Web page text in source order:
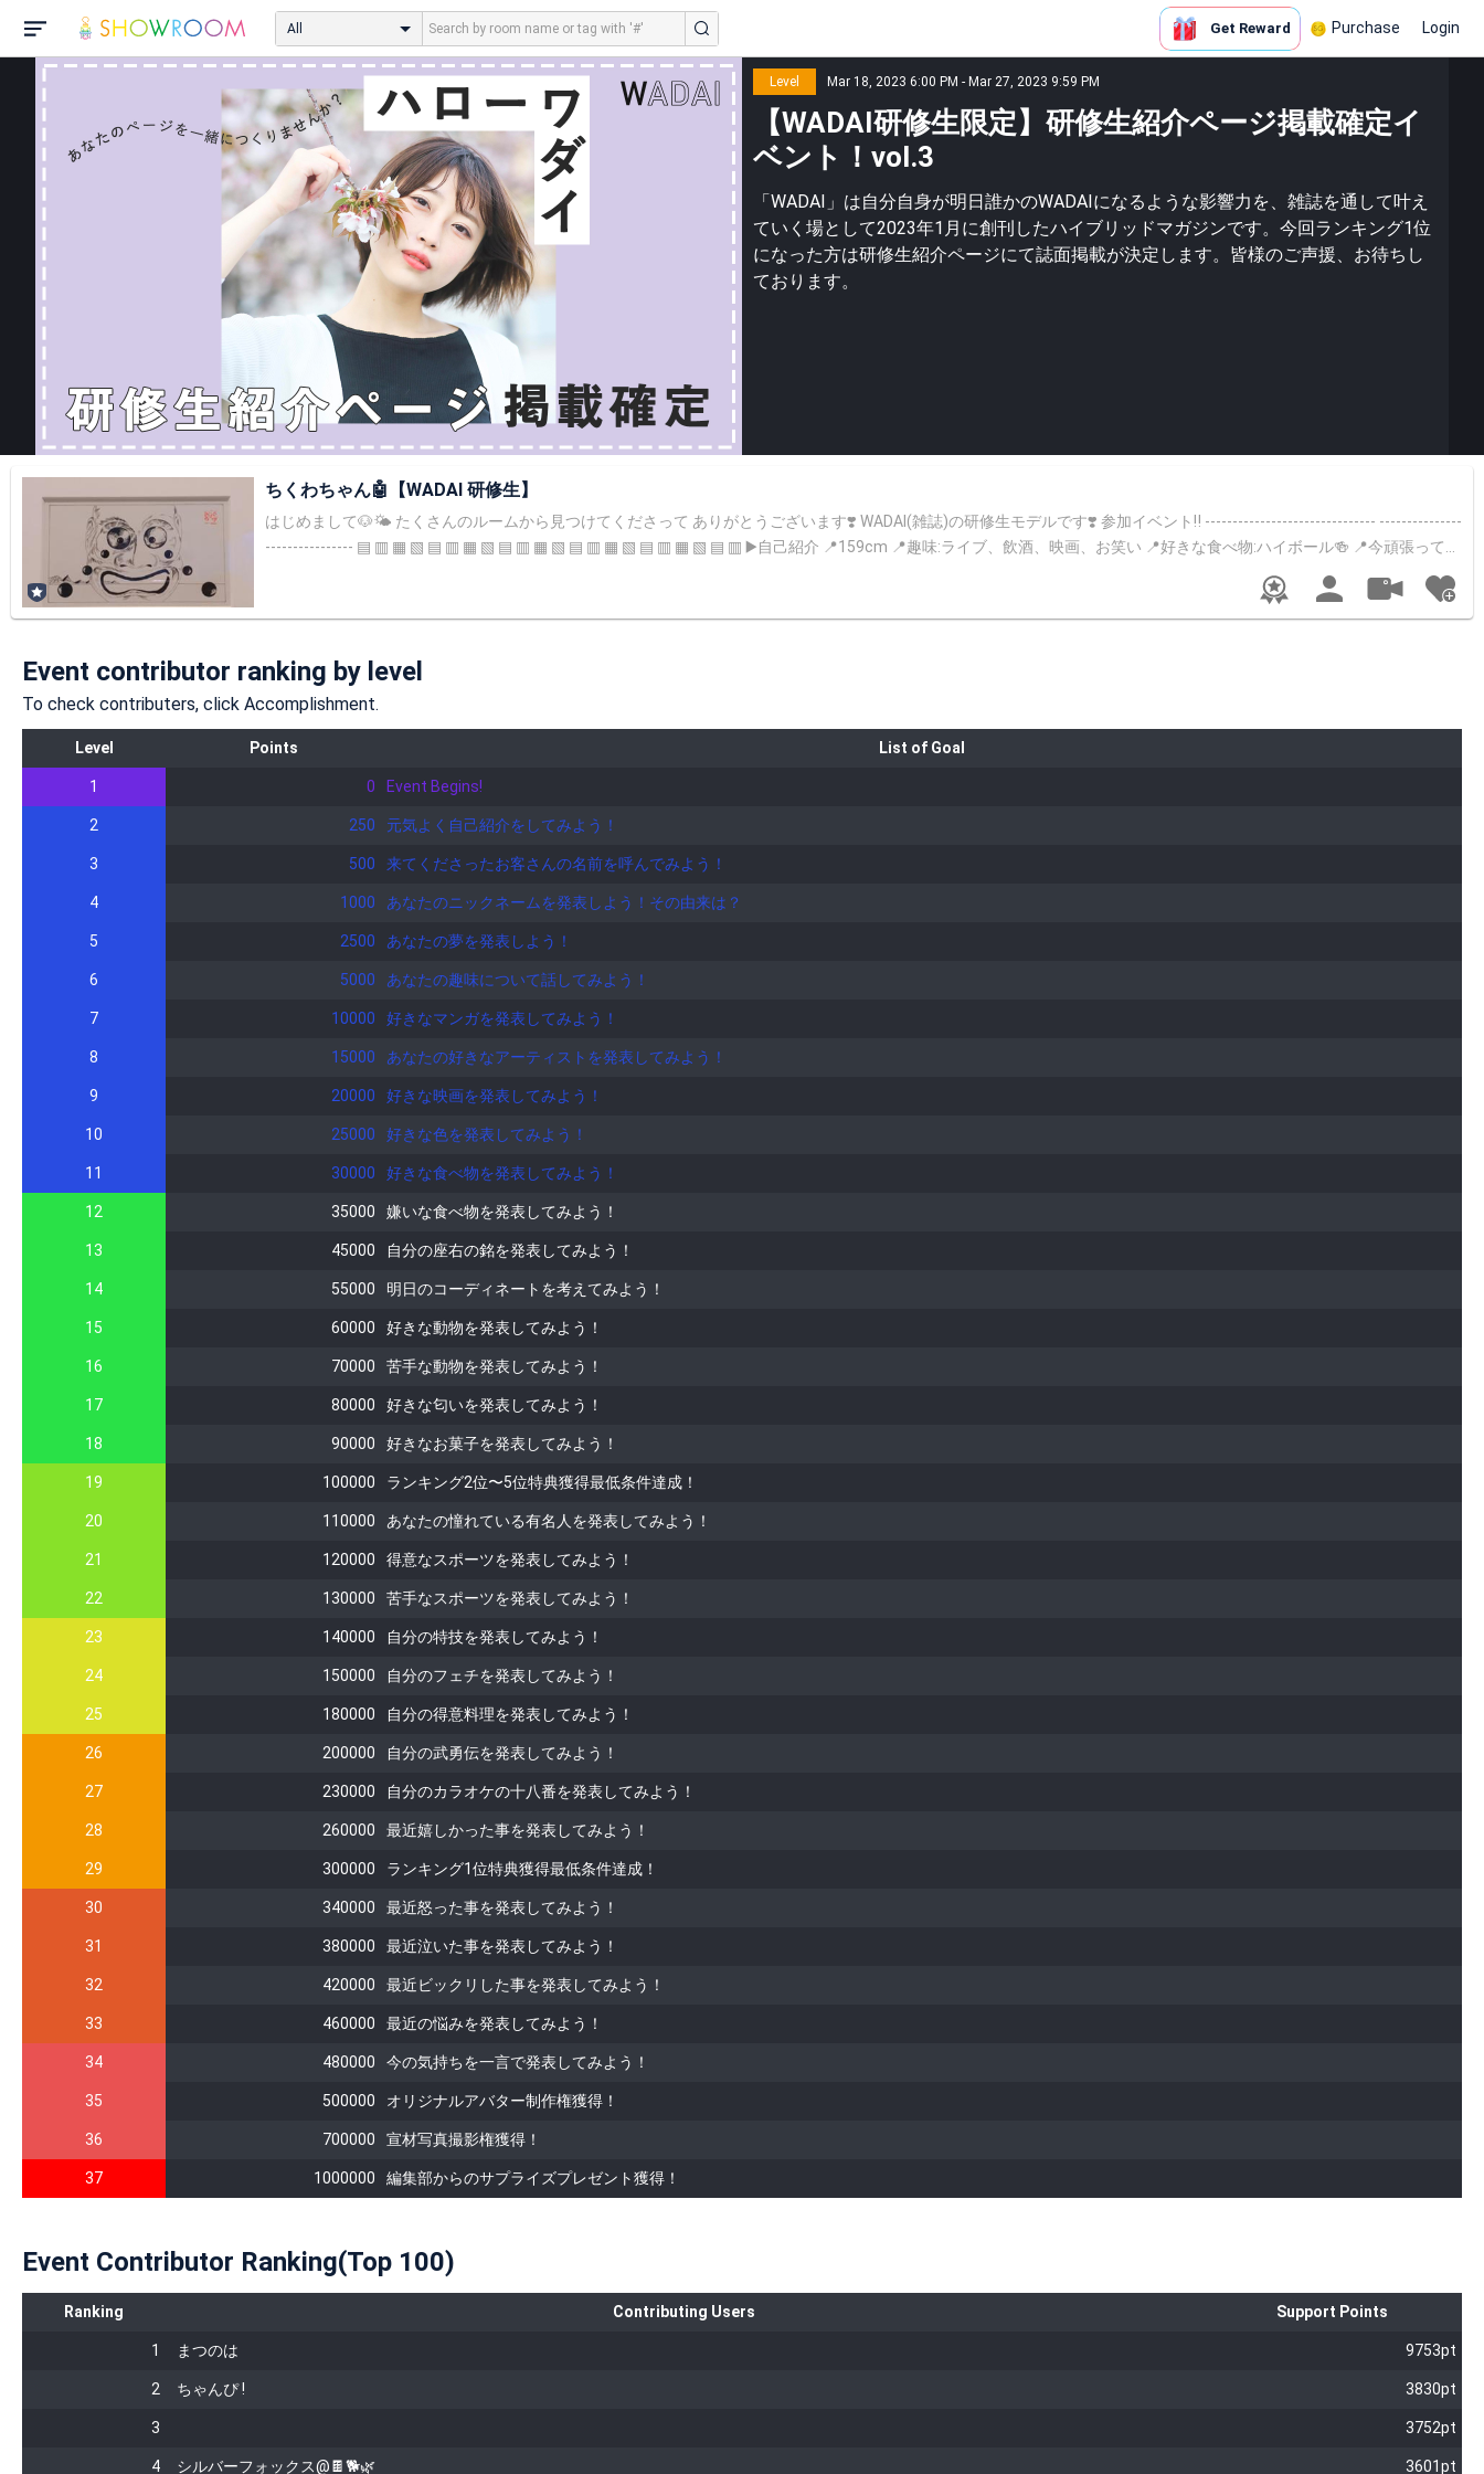
All Get Reward Purchase Login
Level Mar 18, 2023 6:00 PM - Mar 27, 2023 9:59 PM
【WADAI研修生限定】研修生紹介ページ掲載確定イ
ベント！vol.3
「WADAI」は自分自身が明日誰かのWADAIになるような影響力を、雑誌を通して叶え
ていく場として2023年1月に創刊したハイブリッドマガジンです。今回ランキング1位
になった方は研修生紹介ページにて誌面掲載が決定します。皆様のご声援、お待ちし
ております。
ちくわちゃん🤖【WADAI 研修生】
はじめまして🐶🌤 たくさんのルームから見つけてくださって ありがとうございます❣️ WADAI(雑誌)の研修生モデルです❣️ 参加イベント‼️ ------------------------------- ---------------
---------------- ▤ ▥ ▦ ▧ ▤ ▥ ▦ ▧ ▤ ▥ ▦ ▧ ▤ ▥ ▦ ▧ ▤ ▥ ▦ ▧ ▤ ▥ ▶️自己紹介 📍159cm 📍趣味:ライブ、飲酒、映画、お笑い 📍好きな食べ物:ハイボール🍻 📍今頑張ってい
ります🫡 ‬ 最後まで読んでいただき、ありがとうございます！ よろしくお願いします❣️
Event contributor ranking by level
To check contributers, click Accomplishment.
Level Points List of Goal
1 0 Event Begins!
2 250 元気よく自己紹介をしてみよう！
3 500 来てくださったお客さんの名前を呼んでみよう！
4 1000 あなたのニックネームを発表しよう！その由来は？
5 2500 あなたの夢を発表しよう！
6 5000 あなたの趣味について話してみよう！
7 10000 好きなマンガを発表してみよう！
8 15000 あなたの好きなアーティストを発表してみよう！
9 20000 好きな映画を発表してみよう！
10 25000 好きな色を発表してみよう！
11 30000 好きな食べ物を発表してみよう！
12 35000 嫌いな食べ物を発表してみよう！
13 45000 自分の座右の銘を発表してみよう！
14 55000 明日のコーディネートを考えてみよう！
15 60000 好きな動物を発表してみよう！
16 70000 苦手な動物を発表してみよう！
17 80000 好きな匂いを発表してみよう！
18 90000 好きなお菓子を発表してみよう！
19 100000 ランキング2位〜5位特典獲得最低条件達成！
20 110000 あなたの憧れている有名人を発表してみよう！
21 120000 得意なスポーツを発表してみよう！
22 130000 苦手なスポーツを発表してみよう！
23 140000 自分の特技を発表してみよう！
24 150000 自分のフェチを発表してみよう！
25 180000 自分の得意料理を発表してみよう！
26 200000 自分の武勇伝を発表してみよう！
27 230000 自分のカラオケの十八番を発表してみよう！
28 260000 最近嬉しかった事を発表してみよう！
29 300000 ランキング1位特典獲得最低条件達成！
30 340000 最近怒った事を発表してみよう！
31 380000 最近泣いた事を発表してみよう！
32 420000 最近ビックリした事を発表してみよう！
33 460000 最近の悩みを発表してみよう！
34 480000 今の気持ちを一言で発表してみよう！
35 500000 オリジナルアバター制作権獲得！
36 700000 宣材写真撮影権獲得！
37 1000000 編集部からのサプライズプレゼント獲得！
Event Contributor Ranking(Top 100)
Ranking Contributing Users Support Points
1 まつのは 9753pt
2 ちゃんぴ ! 3830pt
3 3752pt
4 シルバーフォックス@🍫🐕🌿 3601pt